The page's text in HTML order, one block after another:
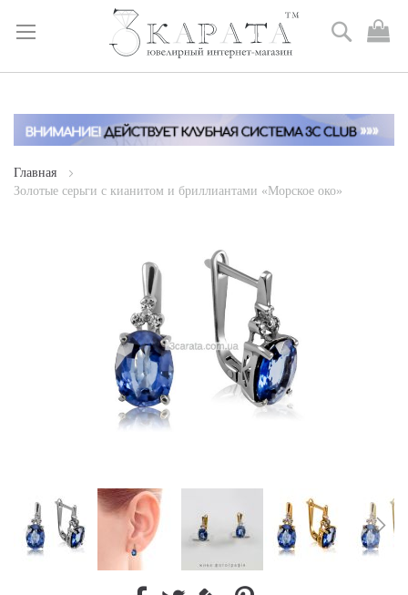
Skip
Content
Поиск
Главная
Золотые серьги с кианитом и бриллиантами «Морское око»